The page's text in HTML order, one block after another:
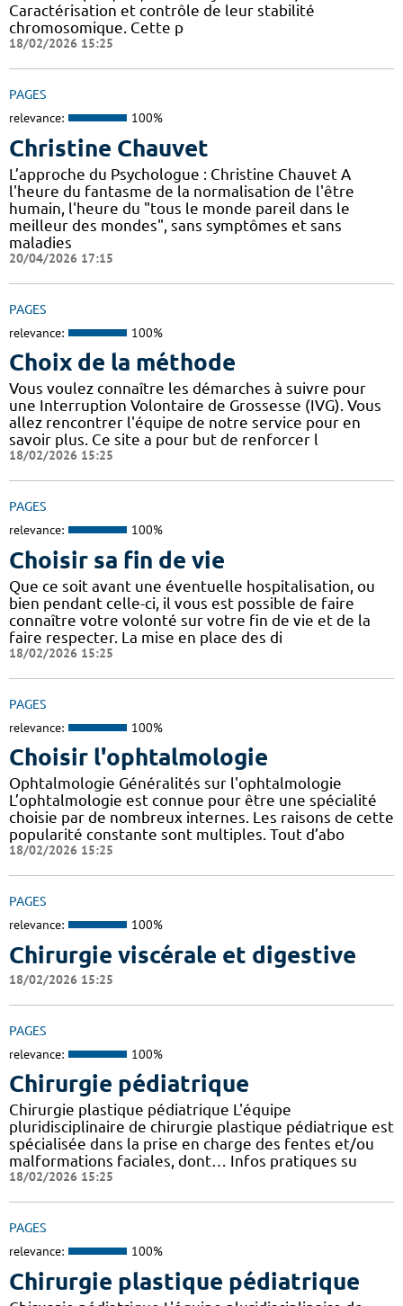
Caractérisation et contrôle de leur stabilité
chromosomique. Cette p
18/02/2026 15:25
PAGES
relevance: 100%
Christine Chauvet
L’approche du Psychologue : Christine Chauvet A
l'heure du fantasme de la normalisation de l'être
humain, l'heure du "tous le monde pareil dans le
meilleur des mondes", sans symptômes et sans
maladies
20/04/2026 17:15
PAGES
relevance: 100%
Choix de la méthode
Vous voulez connaître les démarches à suivre pour
une Interruption Volontaire de Grossesse (IVG). Vous
allez rencontrer l'équipe de notre service pour en
savoir plus. Ce site a pour but de renforcer l
18/02/2026 15:25
PAGES
relevance: 100%
Choisir sa fin de vie
Que ce soit avant une éventuelle hospitalisation, ou
bien pendant celle-ci, il vous est possible de faire
connaître votre volonté sur votre fin de vie et de la
faire respecter. La mise en place des di
18/02/2026 15:25
PAGES
relevance: 100%
Choisir l'ophtalmologie
Ophtalmologie Généralités sur l'ophtalmologie
L’ophtalmologie est connue pour être une spécialité
choisie par de nombreux internes. Les raisons de cette
popularité constante sont multiples. Tout d’abo
18/02/2026 15:25
PAGES
relevance: 100%
Chirurgie viscérale et digestive
18/02/2026 15:25
PAGES
relevance: 100%
Chirurgie pédiatrique
Chirurgie plastique pédiatrique L'équipe
pluridisciplinaire de chirurgie plastique pédiatrique est
spécialisée dans la prise en charge des fentes et/ou
malformations faciales, dont… Infos pratiques su
18/02/2026 15:25
PAGES
relevance: 100%
Chirurgie plastique pédiatrique